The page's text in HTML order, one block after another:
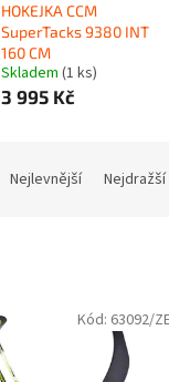
HOKEJKA CCM
SuperTacks 9380 INT
160 CM
Skladem (1 ks)
3 995 Kč
Nejlevnější Nejdražší
Kód: 63092/